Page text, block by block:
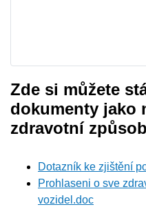
Zde si můžete
dokumenty jako
zdravotní
Dotazník ke zjištění
Prohlaseni o sve
vozidel.doc